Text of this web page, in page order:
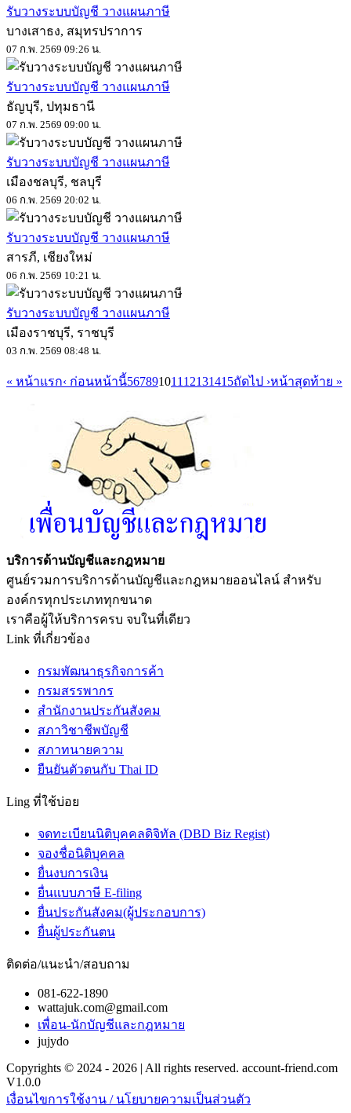
รับวางระบบบัญชี วางแผนภาษี
บางเสาธง, สมุทรปราการ
07 ก.พ. 2569 09:26 น.
รับวางระบบบัญชี วางแผนภาษี
ธัญบุรี, ปทุมธานี
07 ก.พ. 2569 09:00 น.
รับวางระบบบัญชี วางแผนภาษี
เมืองชลบุรี, ชลบุรี
06 ก.พ. 2569 20:02 น.
รับวางระบบบัญชี วางแผนภาษี
สารภี, เชียงใหม่
06 ก.พ. 2569 10:21 น.
รับวางระบบบัญชี วางแผนภาษี
เมืองราชบุรี, ราชบุรี
03 ก.พ. 2569 08:48 น.
« หน้าแรก‹ ก่อนหน้านี้567891011 12131415ถัดไป ›หน้าสุดท้าย »
บริการด้านบัญชีและกฎหมาย
ศูนย์รวมการบริการด้านบัญชีและกฎหมายออนไลน์ สำหรับ
องค์กรทุกประเภททุกขนาด
เราคือผู้ให้บริการครบ จบในที่เดียว
Link ที่เกี่ยวข้อง
กรมพัฒนาธุรกิจการค้า
กรมสรรพากร
สำนักงานประกันสังคม
สภาวิชาชีพบัญชี
สภาทนายความ
ยืนยันตัวตนกับ Thai ID
Ling ที่ใช้บ่อย
จดทะเบียนนิติบุคคลดิจิทัล (DBD Biz Regist)
จองชื่อนิติบุคคล
ยื่นงบการเงิน
ยื่นแบบภาษี E-filing
ยื่นประกันสังคม(ผู้ประกอบการ)
ยื่นผู้ประกันตน
ติดต่อ/แนะนำ/สอบถาม
081-622-1890
wattajuk.com@gmail.com
เพื่อน-นักบัญชีและกฎหมาย
jujydo
Copyrights © 2024 - 2026 | All rights reserved. account-friend.com
V1.0.0
เงื่อนไขการใช้งาน / นโยบายความเป็นส่วนตัว